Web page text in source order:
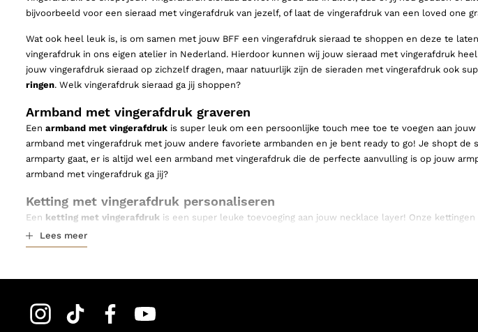
bijvoorbeeld voor een sieraad met vingerafdruk van jezelf, of laat de vingerafdruk van een loved one
Wat ook heel leuk is, is om samen met jouw BFF een vingerafdruk sieraad te shoppen en deze te
vingerafdruk in ons eigen atelier in Nederland. Hierdoor kunnen wij jouw sieraad met vingerafdruk
jouw vingerafdruk sieraad op zichzelf dragen, maar natuurlijk zijn de sieraden met vingerafdruk ook
ringen. Welk vingerafdruk sieraad ga jij shoppen?
Armband met vingerafdruk graveren
Een armband met vingerafdruk is super leuk om een persoonlijke touch mee toe te voegen aan
armband met vingerafdruk met jouw andere favoriete armbanden en je bent ready to go! Je shopt
armparty gaat, er is altijd wel een armband met vingerafdruk die de perfecte aanvulling is op jouw
armband met vingerafdruk ga jij?
Ketting met vingerafdruk personaliseren
Een ketting met vingerafdruk is een super leuke toevoeging aan jouw necklace layer! Onze
dat alle zilveren sieraden met vingerafdruk zijn gemaakt van stainless steel en alle gouden sieraden
vingerafdruk dus gerust omhouden tijdens het douchen, zwemmen en sporten, zonder dat hij
De allermooiste oorbellen met vingerafdruk
maar het is natuurlijk vooral super leuk om ze te combineren met jouw andere favoriete oorbellen.
nou team goud of team zilver bent, de perfecte oorbellen met vingerafdruk ga je bij ons sowieso
Lees meer